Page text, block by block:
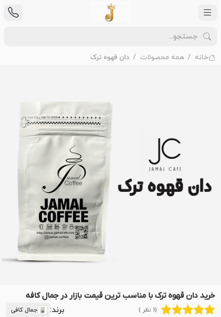
خانه همه محصولات دان قهوه ترک
خرید دان قهوه ترک با مناسب ترین قیمت بازار در جمال کافه
(1 نظر ) برند: جمال کافی